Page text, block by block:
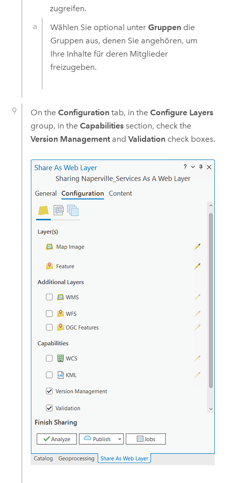
zugreifen.
Wählen Sie optional unterGruppen die
Gruppen aus, denen Sie angehören, um
Ihre Inhalte für deren Mitglieder
freizugeben.
On the Configurationtab, in the Configure Layers
group, in the Capabilitiessection, check the
Version Managementand Validationcheck boxes.